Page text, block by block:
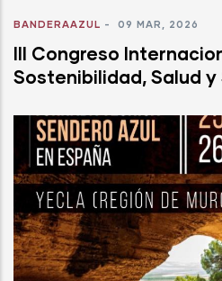
BANDERAAZUL - 09 MAR, 2026
III Congreso
Sostenibilidad, Salud y